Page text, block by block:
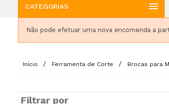
CATEGORIAS 
Não pode efetuar uma nova encomenda a
Início Ferramenta de Corte Brocas para
Filtrar por